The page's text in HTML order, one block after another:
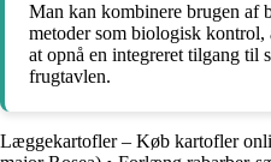
Man kan kombinere brugen af
metoder som biologisk
at opnå en integreret tilgang til
frugtavlen.
Læggekartofler – Køb kartofler